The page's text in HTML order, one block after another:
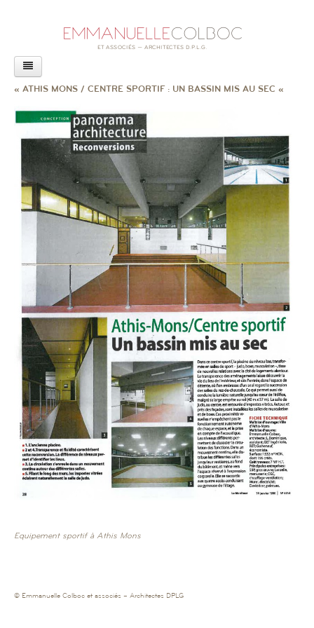
AGENCE
ACTUALITÉS
CONFÉRENCES
REVUE DE PRESSE
RAPPORT SUR L’ACCESSIBILITÉ
EXPOSITION
AUTRES ACTUALITÉS
CONTACT
« ATHIS MONS / CENTRE SPORTIF : UN BASSIN MIS AU SEC «
Equipement sportif à Athis Mons
© Emmanuelle Colboc et associés – Architectes DPLG